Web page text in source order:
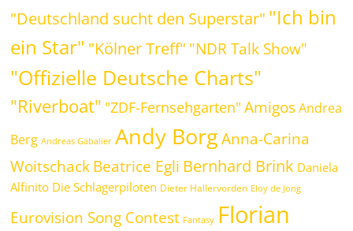
"Deutschland sucht den Superstar" "Ich bin
ein Star" "Kölner Treff" "NDR Talk Show"
"Offizielle Deutsche Charts"
"Riverboat" "ZDF-Fernsehgarten" Amigos Andrea
Berg Andreas Gabalier Andy Borg Anna-Carina
WoitschackBeatrice Egli Bernhard Brink Daniela
Alfinito Die Schlagerpiloten Dieter Hallervorden Eloy de Jong
Eurovision Song Contest Fantasy Florian